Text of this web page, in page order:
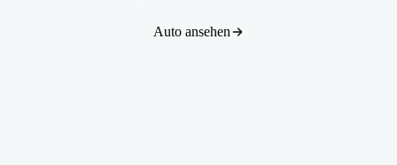
Auto ansehen